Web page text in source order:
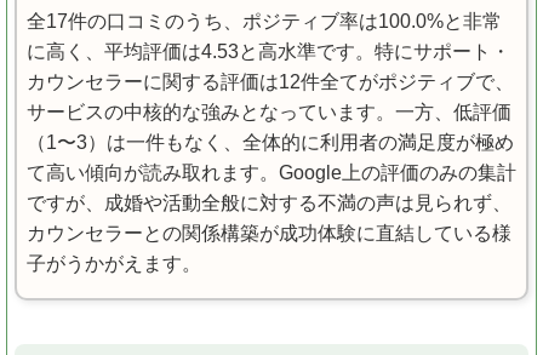
全17件の口コミのうち、ポジティブ率は100.0%と非常
に高く、平均評価は4.53と高水準です。特にサポート・
カウンセラーに関する評価は12件全てがポジティブで、
サービスの中核的な強みとなっています。一方、低評価
（1〜3）は一件もなく、全体的に利用者の満足度が極め
て高い傾向が読み取れます。Google上の評価のみの集計
ですが、成婚や活動全般に対する不満の声は見られず、
カウンセラーとの関係構築が成功体験に直結している様
子がうかがえます。